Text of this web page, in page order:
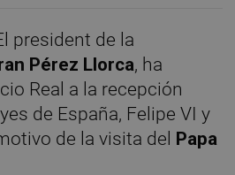
president de la
Pérez Llorca, ha
Real a la recepción
de España, Felipe VI y
de la visita del Papa